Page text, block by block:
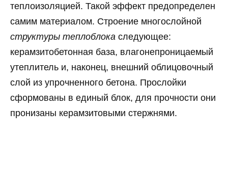
теплоизоляцией. Такой эффект предопределен
самим материалом. Строение многослойной
структуры теплоблока следующее:
керамзитобетонная база, влагонепроницаемый
утеплитель и, наконец, внешний облицовочный
слой из упрочненного бетона. Прослойки
сформованы в единый блок, для прочности они
пронизаны керамзитовыми стержнями.